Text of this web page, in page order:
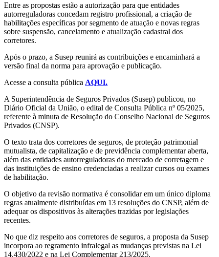
Entre as propostas estão a autorização para que entidades
autorreguladoras concedam registro profissional, a criação de
habilitações específicas por segmento de atuação e novas regras
sobre suspensão, cancelamento e atualização cadastral dos
corretores.
Após o prazo, a Susep reunirá as contribuições e encaminhará a
versão final da norma para aprovação e publicação.
Acesse a consulta pública AQUI.
A Superintendência de Seguros Privados (Susep) publicou, no
Diário Oficial da União, o edital de Consulta Pública nº 05/2025,
referente à minuta de Resolução do Conselho Nacional de Seguros
Privados (CNSP).
O texto trata dos corretores de seguros, de proteção patrimonial
mutualista, de capitalização e de previdência complementar aberta,
além das entidades autorreguladoras do mercado de corretagem e
das instituições de ensino credenciadas a realizar cursos ou exames
de habilitação.
O objetivo da revisão normativa é consolidar em um único diploma
regras atualmente distribuídas em 13 resoluções do CNSP, além de
adequar os dispositivos às alterações trazidas por legislações
recentes.
No que diz respeito aos corretores de seguros, a proposta da Susep
incorpora ao regramento infralegal as mudanças previstas na Lei
14.430/2022 e na Lei Complementar 213/2025.